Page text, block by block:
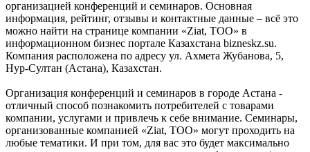
организацией конференций и семинаров. Основная
информация, рейтинг, отзывы и контактные данные – всё это
можно найти на странице компании «Ziat, ТОО» в
информационном бизнес портале Казахстана bizneskz.su.
Компания расположена по адресу ул. Ахмета Жубанова, 5,
Нур-Султан (Астана), Казахстан.
Организация конференций и семинаров в городе Астана -
отличный способ познакомить потребителей с товарами
компании, услугами и привлечь к себе внимание. Семинары,
организованные компанией «Ziat, ТОО» могут проходить на
любые тематики. И при том, для вас это будет максимально